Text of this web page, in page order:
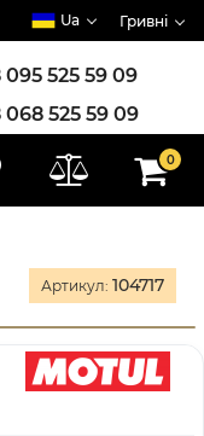
Ua Гривні
095 525 59 09
068 525 59 09
073 525 59 09
0
Артикул: 104717